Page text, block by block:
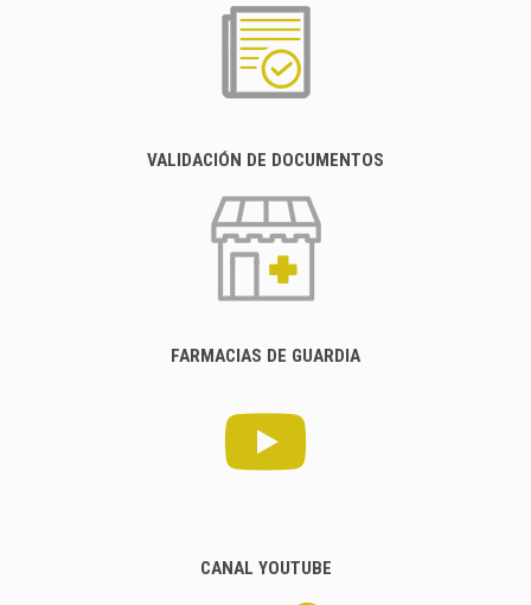
VALIDACIÓN DE DOCUMENTOS
FARMACIAS DE GUARDIA
CANAL YOUTUBE